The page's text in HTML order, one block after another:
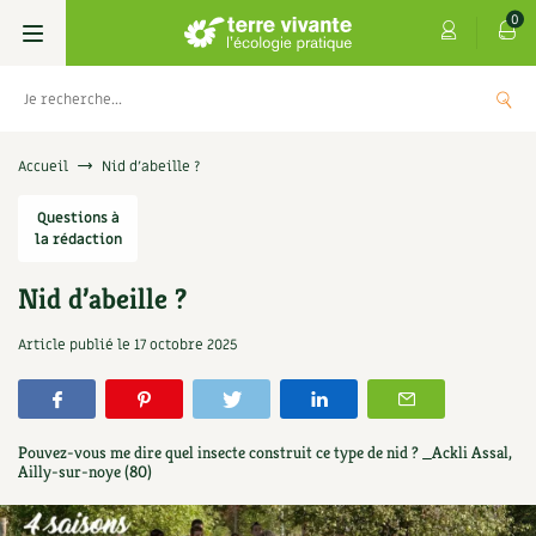
0
Livres
Permaculture, Jardin bio
Verger, arbres
Petit élevage
Aménagement jardin
Les 4 saisons
Se réabonner
Offrir un abonnement
Les numéros
4 saisons
Graines, semences
Potagères
Aromatiques
Florales
Cartes cadeau
Centre Terre vivante
Découvrir le Centre
Visiter en famille, entre amis
Infos & conseils
Jardin bio
Parole libre
Accueil Nid d’abeille ?
Questions à
la rédaction
Nid d’abeille ?
Article publié le 17 octobre 2025
Pouvez-vous me dire quel insecte construit ce type de nid ? _Ackli Assal,
Ailly-sur-noye (80)
tisanes qui soignent
9,90
€